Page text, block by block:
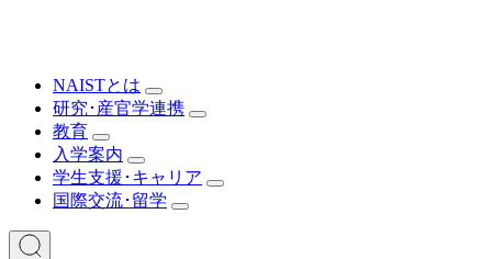
NAISTとは
研究･産官学連携
教育
入学案内
学生支援･キャリア
国際交流･留学